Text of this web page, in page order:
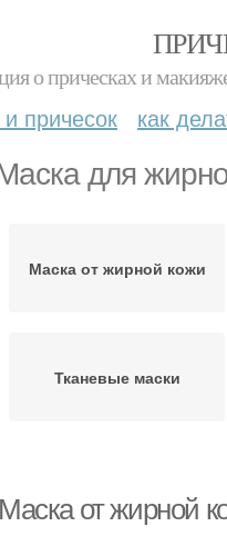
о прическах и
причесок как
для
Маска от жирной кожи
Тканевые маски
Маска от жирной